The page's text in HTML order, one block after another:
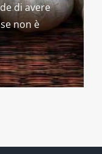
di avere
non è